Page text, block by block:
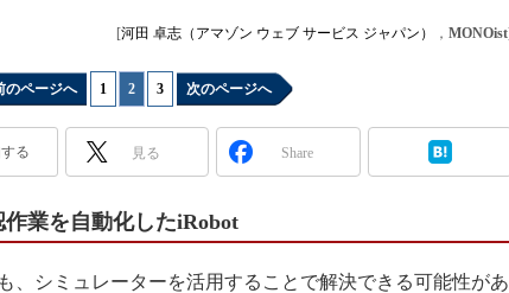
TECHNO-FRONTIER
スマート工場EXPO
日本ものづくりワールド
AUTOMOTIVE WORLD
産業オープンネット展
Windows Embedded
ISO26262
3Dプリンタ
[河田 卓志（アマゾン ウェブ サービス ジャパン） ， MONOist]
のページへ 1 2 3 次のページへ
る 見る Share
業を自動化したiRobot
、シミュレーターを活用することで解決できる可能性があ